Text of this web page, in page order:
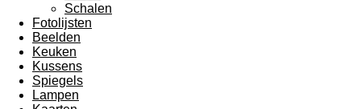
Schalen
Fotolijsten
Beelden
Keuken
Kussens
Spiegels
Lampen